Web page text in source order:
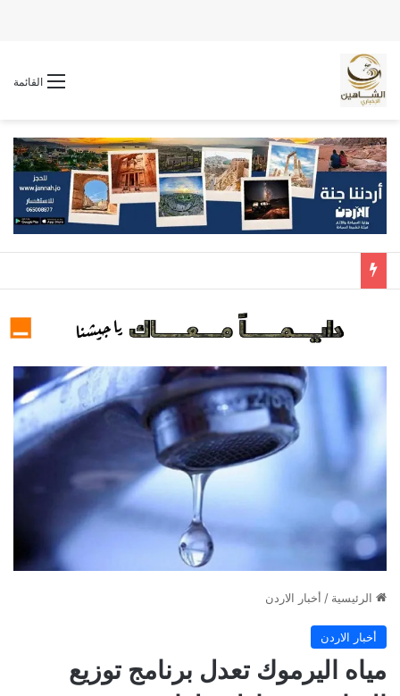
القائمة
الرئيسية / أخبار الاردن
أخبار الاردن
مياه اليرموك تعدل برنامج توزيع